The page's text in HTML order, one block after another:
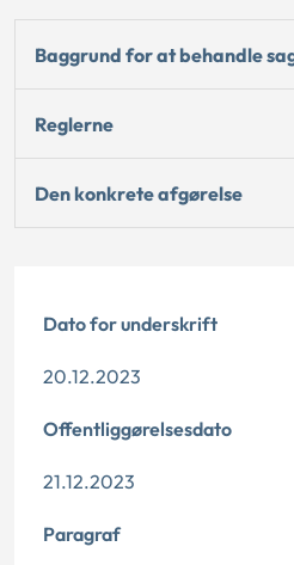
Baggrund for at behandle
Reglerne
Den konkrete afgørelse
Dato for underskrift
20.12.2023
Offentliggørelsesdato
21.12.2023
Paragraf